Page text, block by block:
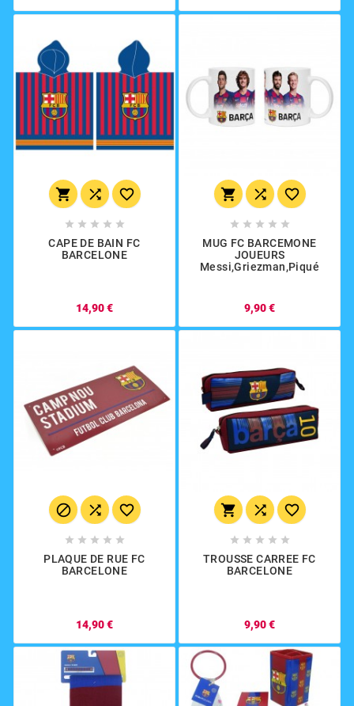
  
    
CAPE DE BAIN FC
BARCELONE
14,90 €
  
    
MUG FC BARCEMONE
JOUEURS
Messi,Griezman,piqué
9,90 €
  
    
PLAQUE DE RUE FC
BARCELONE
14,90 €
  
    
TROUSSE CARREE FC
BARCELONE
9,90 €